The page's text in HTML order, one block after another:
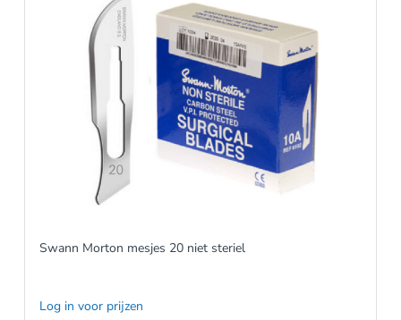
Swann Morton mesjes 20 niet steriel
Log in voor prijzen